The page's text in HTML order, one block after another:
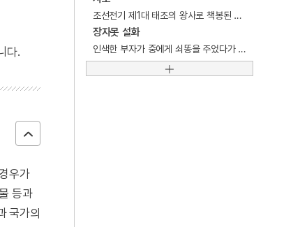
5
8 민중신학
9 삼풍백화점 붕괴 사고
10 서울대학교
조선전기 제1대 태조의 왕사로 책봉된 승려.
장자못 설화
인색한 부자가 중에게 쇠똥을 주었다가 벌을 받았다는 내용의 설화.
다.
우가
등과
국가의